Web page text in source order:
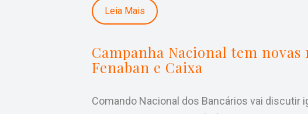
Leia Mais
Campanha Nacional tem
Fenaban e Caixa
Comando Nacional dos Bancários vai discutir